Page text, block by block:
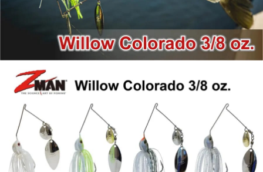
2.透過簡訊連結打開帳單後，可選擇「超商條碼／台灣大直營門市／銀行轉
帳／街口支付／iPASS MONEY」等通路繳費。
1.本服務係由「台灣大哥大股份有限公司」（以下簡稱本公司）所提供，讓
2.基於同意付款使用「大哥付你分期」之契約關係目的，商店將以您的個人
資料（包含姓名、電話或地址）提供予台灣大哥大進項蒐集、處理及利用，
由本公司與您本人進行分期帳單所需資料之確認、核對及更正。
3.完整用戶服務條款，請詳閱以下連結：
https://oppay.tw/userRule
結帳頁面，進行簡訊認證並確認金額後，即可完成結帳。
２．訂單成立數日內，您將收到繳費通知簡訊。
３．收到繳費通知簡訊後14天內，點擊此簡訊中的連結，可透過四大超商／
ATM／網路銀行／等多元方式進行付款，方視為交易完成。
※ 請注意：結帳手續完成當下不需立刻繳費，但若您需要取消訂單，請聯絡
購買商品的店家。未經商家同意取消之訂單仍視為有效，需透過AFTEE先享
後付繳納相關費用。
※ 交易是否成功請以「AFTEE先享後付 」之結帳頁面顯示為準，若有關於
是否繳費成功／繳費後需取消欲退款等相關疑問，請聯繫「AFTEE先享後付
客戶支援中心」
https://netprotections.freshdesk.com/support/home
【注意事項】
１．透過由恩沛科技股份有限公司提供之「AFTEE先享後付」服務完成之交
易，需依本服務之必要範圍內提供個人資料，並將交易相關給付款項請求債
權轉讓予恩沛科技股份有限公司。
２．關於個人資料處理事宜，請瀏覽以下網址：
每筆NT$60，滿NT$1,200(含以上)免運費
每筆NT$60，滿NT$1,200(含以上)免運費
每筆NT$60，滿NT$1,200(含以上)免運費
付款後7-11取貨
每筆NT$60，滿NT$1,200(含以上)免運費
一般宅配（門市自取請勿下單，請聯繫客服）
每筆NT$100，滿NT$2,000(含以上)免運費